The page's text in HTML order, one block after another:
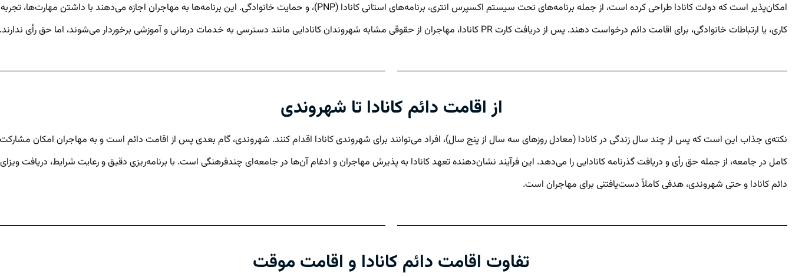
امکان‌پذیر است که دولت کانادا طراحی کرده است، از جمله برنامه‌های تحت سیستم اکسپرس انتری، برنامه‌های استانی کانادا (PNP)، و حمایت خانوادگی. این برنامه‌ها به مهاجران اجازه می‌دهند با داشتن مهارت‌ها، تجربه
کاری، یا ارتباطات خانوادگی، برای اقامت دائم درخواست دهند. پس از دریافت کارت PR کانادا، مهاجران از حقوقی مشابه شهروندان کانادایی مانند دسترسی به خدمات درمانی و آموزشی برخوردار می‌شوند، اما حق رأی ندارند.
از اقامت دائم کانادا تا شهروندی
نکته‌ی جذاب این است که پس از چند سال زندگی در کانادا (معادل روزهای سه سال از پنج سال)، افراد می‌توانند برای شهروندی کانادا اقدام کنند. شهروندی، گام بعدی پس از اقامت دائم است و به مهاجران امکان مشارکت
کامل در جامعه، از جمله حق رأی و دریافت گذرنامه کانادایی را می‌دهد. این فرآیند نشان‌دهنده تعهد کانادا به پذیرش مهاجران و ادغام آن‌ها در جامعه‌ای چندفرهنگی است. با برنامه‌ریزی دقیق و رعایت شرایط، دریافت ویزای
دائم کانادا و حتی شهروندی، هدفی کاملاً دست‌یافتنی برای مهاجران است.
تفاوت اقامت دائم کانادا و اقامت موقت